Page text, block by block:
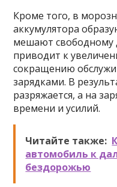
Кроме того, в
аккумулятора
мешают
приводит к
сокращению
зарядками. В
разряжается, а на
времени и усилий.
Читайте также:
автомобиль к
бездорожью